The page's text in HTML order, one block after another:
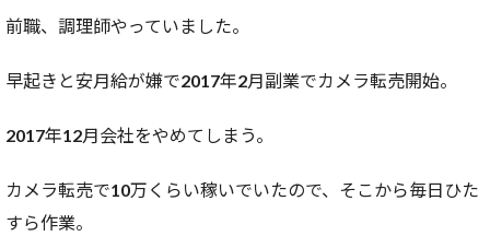
前職、調理師やっていました。
早起きと安月給が嫌で2017年2月副業でカメラ転売開始。
2017年12月会社をやめてしまう。
カメラ転売で10万くらい稼いでいたので、そこから毎日ひた
すら作業。